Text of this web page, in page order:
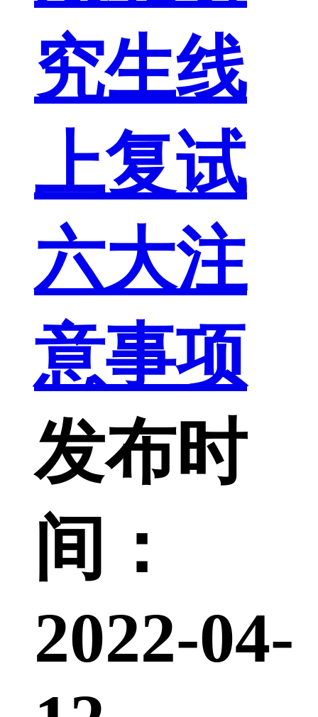
究生线
上复试
六大注
意事项
发布时
间：
2022-04-